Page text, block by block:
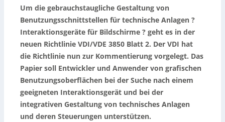
Um die gebrauchstaugliche Gestaltung von
Benutzungsschnittstellen für technische Anlagen ?
Interaktionsgeräte für Bildschirme ? geht es in der
neuen Richtlinie VDI/VDE 3850 Blatt 2. Der VDI hat
die Richtlinie nun zur Kommentierung vorgelegt. Das
Papier soll Entwickler und Anwender von grafischen
Benutzungsoberflächen bei der Suche nach einem
geeigneten Interaktionsgerät und bei der
integrativen Gestaltung von technisches Anlagen
und deren Steuerungen unterstützen.